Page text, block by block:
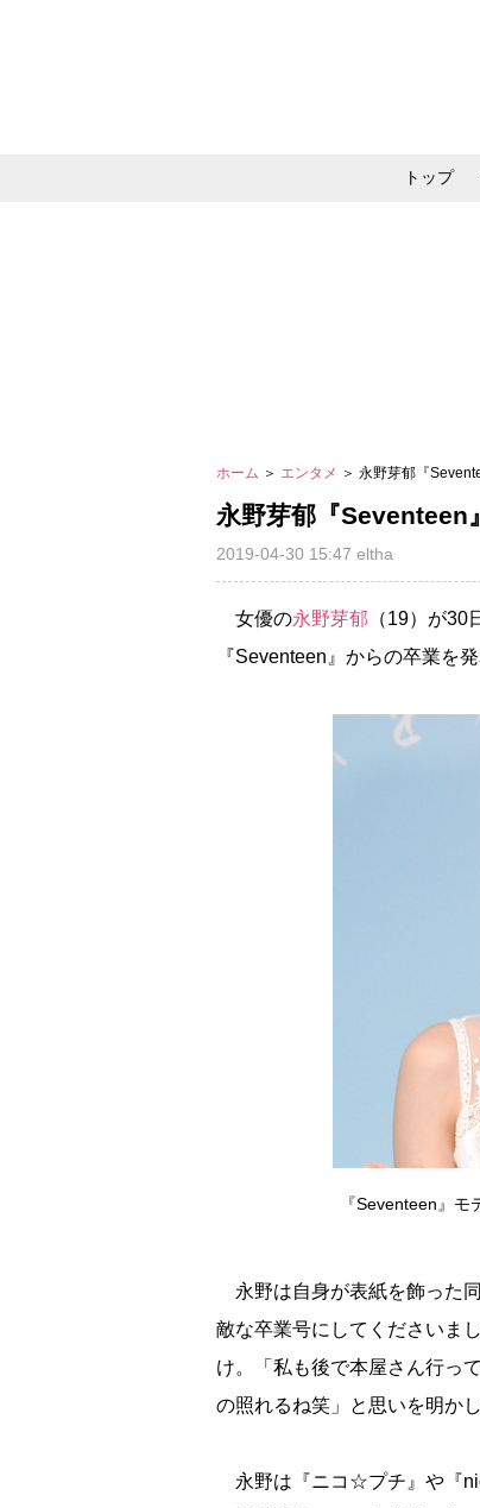
トップ
ホーム ＞ エンタメ ＞ 永野芽郁『
永野芽郁『Seventeen
2019-04-30 15:47 eltha
女優の永野芽郁 （19）が
『Seventeen』からの卒業を発
『Seventeen』
永野は自身が表紙を飾った
敵な卒業号にしてくださいま
け。「私も後で本屋さん行っ
の照れるね笑」と思いを明かし
永野は『ニコ☆プチ』や『